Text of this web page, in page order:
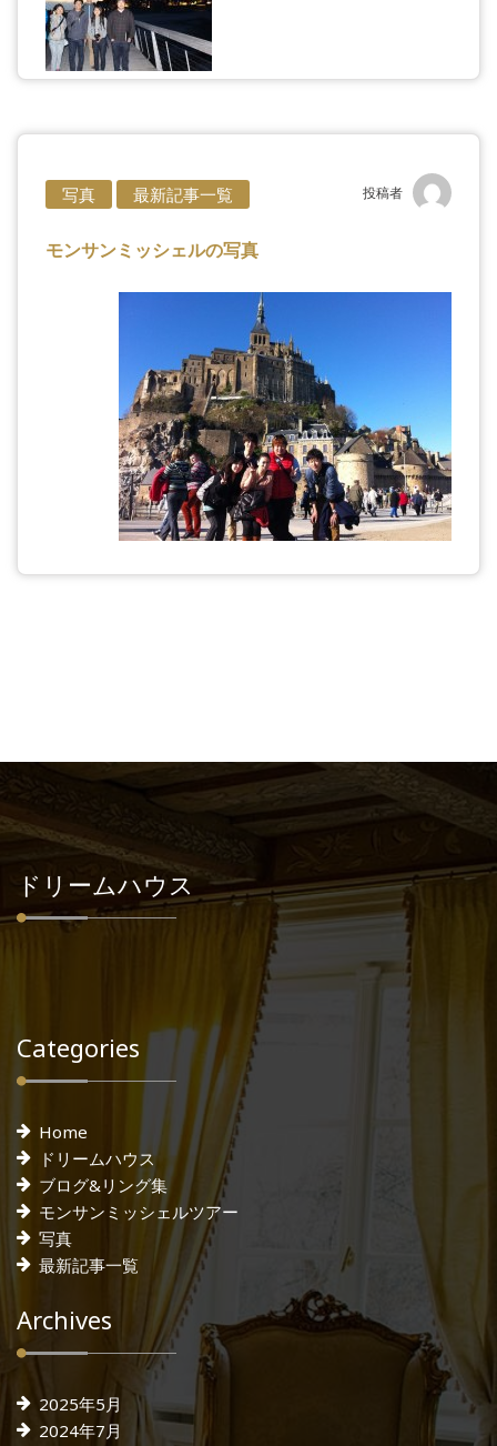
写真 最新記事一覧 投稿者
モンサンミッシェルの写真
ドリームハウス
Categories
Home
ドリームハウス
ブログ&リング集
モンサンミッシェルツアー
写真
最新記事一覧
Archives
2025年5月
2024年7月